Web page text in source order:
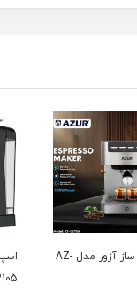
اسپرسو ساز آزور مدل AZ-